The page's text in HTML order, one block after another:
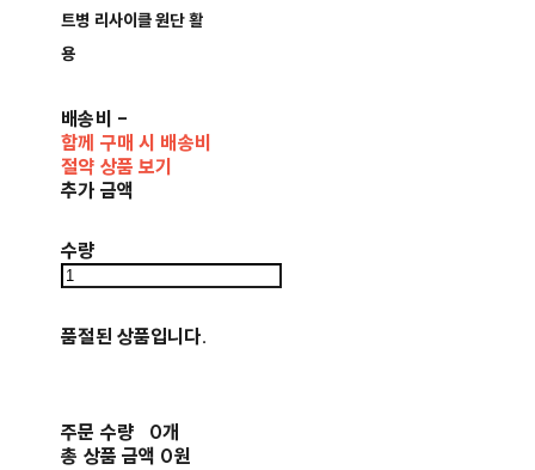
트병 리사이클 원단 활
용
배송비 -
함께 구매 시 배송비
절약 상품 보기
추가 금액
수량
품절된 상품입니다.
주문 수량
0개
총 상품 금액 0원